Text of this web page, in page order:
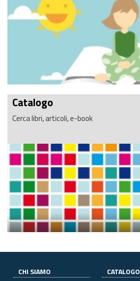
Catalogo
Cerca libri, articoli, e-book
CHI SIAMO
CATALOGO